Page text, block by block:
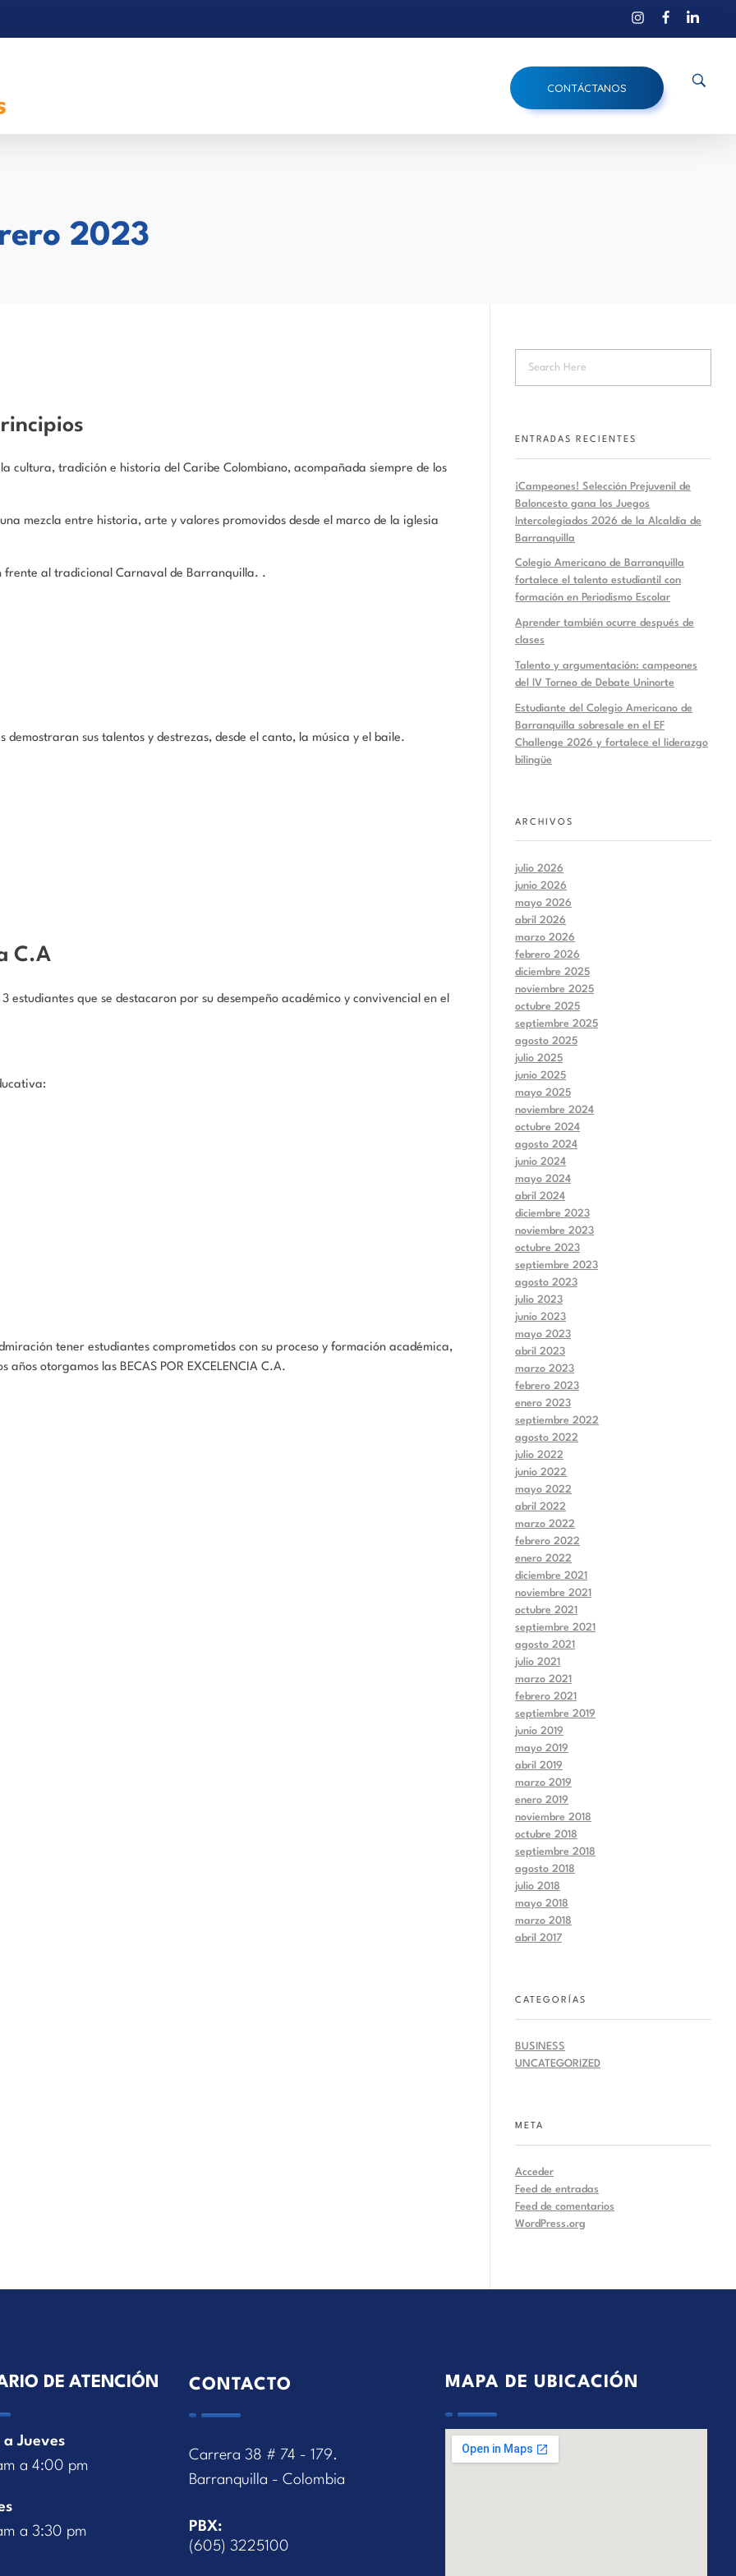
CONTÁCTANOS
2023
cultura, tradición e historia del Caribe Colombiano, acompañada siempre de los
mezcla entre historia, arte y valores promovidos desde el marco de la iglesia
frente al tradicional Carnaval de Barranquilla. .
sus talentos y destrezas, desde el canto, la música y el baile.
C.A
estudiantes que se destacaron por su desempeño académico y convivencial en el
tener estudiantes comprometidos con su proceso y formación académica,
otorgamos las BECAS POR EXCELENCIA C.A.
ENTRADAS RECIENTES
¡Campeones! Selección Prejuvenil de
Baloncesto gana los Juegos
Intercolegiados 2026 de la Alcaldía de
Barranquilla
Colegio Americano de Barranquilla
fortalece el talento estudiantil con
formación en Periodismo Escolar
Aprender también ocurre después de
clases
Talento y argumentación: campeones
del IV Torneo de Debate Uninorte
Estudiante del Colegio Americano de
Barranquilla sobresale en el EF
Challenge 2026 y fortalece el liderazgo
bilingüe
ARCHIVOS
julio 2026
junio 2026
mayo 2026
abril 2026
marzo 2026
febrero 2026
diciembre 2025
noviembre 2025
octubre 2025
septiembre 2025
agosto 2025
julio 2025
junio 2025
mayo 2025
noviembre 2024
octubre 2024
agosto 2024
junio 2024
mayo 2024
abril 2024
diciembre 2023
noviembre 2023
octubre 2023
septiembre 2023
agosto 2023
julio 2023
junio 2023
mayo 2023
abril 2023
marzo 2023
febrero 2023
enero 2023
septiembre 2022
agosto 2022
julio 2022
junio 2022
mayo 2022
abril 2022
marzo 2022
febrero 2022
enero 2022
diciembre 2021
noviembre 2021
octubre 2021
septiembre 2021
agosto 2021
julio 2021
marzo 2021
febrero 2021
septiembre 2019
junio 2019
mayo 2019
abril 2019
marzo 2019
enero 2019
noviembre 2018
octubre 2018
septiembre 2018
agosto 2018
julio 2018
mayo 2018
marzo 2018
abril 2017
CATEGORÍAS
BUSINESS
UNCATEGORIZED
META
Acceder
Feed de entradas
Feed de comentarios
WordPress.org
DE ATENCIÓN
a Jueves
a 4:00 pm
a 3:30 pm
CONTACTO
Carrera 38 # 74 - 179.
Barranquilla - Colombia
PBX:
(605) 3225100
MAPA DE UBICACIÓN